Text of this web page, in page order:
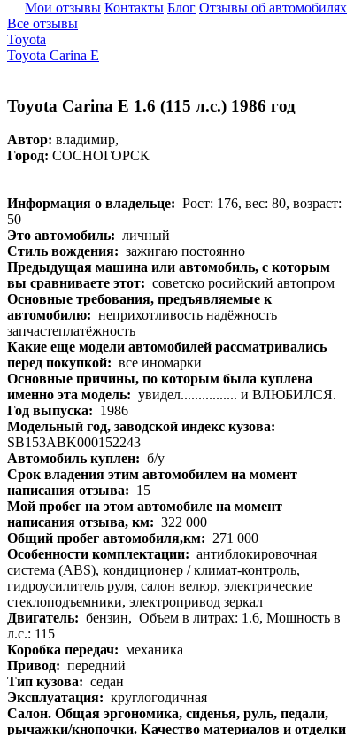
Мои отзывы Контакты Блог Отзывы об автомобилях
Все отзывы
Toyota
Toyota Carina E
Toyota Carina E 1.6 (115 л.с.) 1986 год
Автор: владимир,
Город: СОСНОГОРСК
Информация о владельце: Рост: 176, вес: 80, возраст:
50
Это автомобиль: личный
Стиль вождения: зажигаю постоянно
Предыдущая машина или автомобиль, с которым
вы сравниваете этот: советско росийский автопром
Основные требования, предъявляемые к
автомобилю: неприхотливость надёжность
запчастеплатёжность
Какие еще модели автомобилей рассматривались
перед покупкой: все иномарки
Основные причины, по которым была куплена
именно эта модель: увидел................ и ВЛЮБИЛСЯ.
Год выпуска: 1986
Модельный год, заводской индекс кузова:
SB153ABK000152243
Автомобиль куплен: б/у
Срок владения этим автомобилем на момент
написания отзыва: 15
Мой пробег на этом автомобиле на момент
написания отзыва, км: 322 000
Общий пробег автомобиля,км: 271 000
Особенности комплектации: антиблокировочная
система (ABS), кондиционер / климат-контроль,
гидроусилитель руля, салон велюр, электрические
стеклоподъемники, электропривод зеркал
Двигатель: бензин, Объем в литрах: 1.6, Мощность в
л.с.: 115
Коробка передач: механика
Привод: передний
Тип кузова: седан
Эксплуатация: круглогодичная
Салон. Общая эргономика, сиденья, руль, педали,
рычажки/кнопочки. Качество материалов и отделки